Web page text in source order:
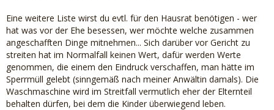
Eine weitere Liste wirst du evtl. für den Hausrat benötigen - wer
hat was vor der Ehe besessen, wer möchte welche zusammen
angeschafften Dinge mitnehmen... Sich darüber vor Gericht zu
streiten hat im Normalfall keinen Wert, dafür werden Werte
genommen, die einem den Eindruck verschaffen, man hätte im
Sperrmüll gelebt (sinngemäß nach meiner Anwältin damals). Die
Waschmaschine wird im Streitfall vermutlich eher der Elternteil
behalten dürfen, bei dem die Kinder überwiegend leben.